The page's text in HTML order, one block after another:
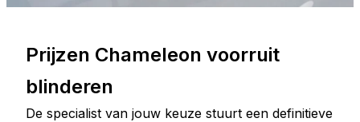
Prijzen Chameleon voorruit
blinderen
De specialist van jouw keuze stuurt een definitieve